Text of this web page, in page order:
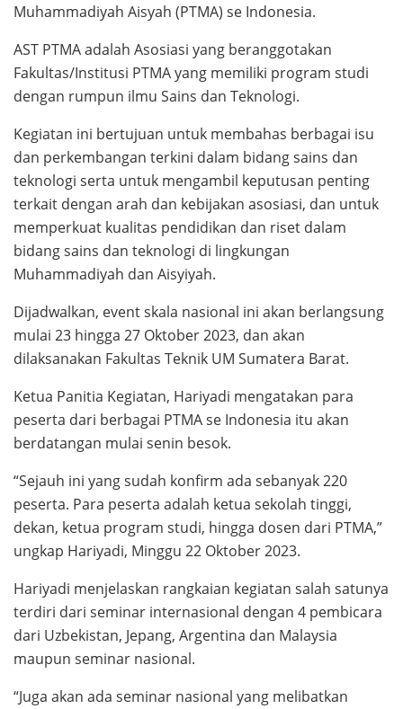
Muhammadiyah Aisyah (PTMA) se Indonesia.
AST PTMA adalah Asosiasi yang beranggotakan
Fakultas/Institusi PTMA yang memiliki program studi
dengan rumpun ilmu Sains dan Teknologi.
Kegiatan ini bertujuan untuk membahas berbagai isu
dan perkembangan terkini dalam bidang sains dan
teknologi serta untuk mengambil keputusan penting
terkait dengan arah dan kebijakan asosiasi, dan untuk
memperkuat kualitas pendidikan dan riset dalam
bidang sains dan teknologi di lingkungan
Muhammadiyah dan Aisyiyah.
Dijadwalkan, event skala nasional ini akan berlangsung
mulai 23 hingga 27 Oktober 2023, dan akan
dilaksanakan Fakultas Teknik UM Sumatera Barat.
Ketua Panitia Kegiatan, Hariyadi mengatakan para
peserta dari berbagai PTMA se Indonesia itu akan
berdatangan mulai senin besok.
“Sejauh ini yang sudah konfirm ada sebanyak 220
peserta. Para peserta adalah ketua sekolah tinggi,
dekan, ketua program studi, hingga dosen dari PTMA,”
ungkap Hariyadi, Minggu 22 Oktober 2023.
Hariyadi menjelaskan rangkaian kegiatan salah satunya
terdiri dari seminar internasional dengan 4 pembicara
dari Uzbekistan, Jepang, Argentina dan Malaysia
maupun seminar nasional.
“Juga akan ada seminar nasional yang melibatkan